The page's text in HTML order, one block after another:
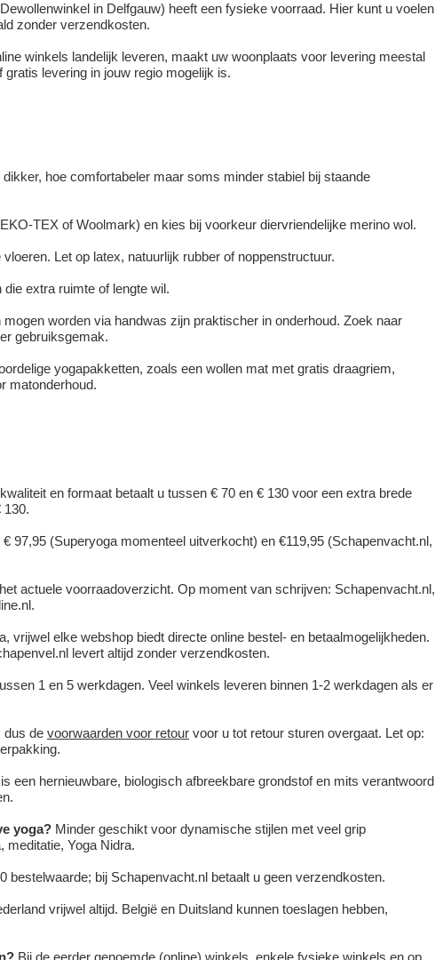
in Delfgauw) heeft een fysieke voorraad. Hier kunt u voelen
zonder verzendkosten.
winkels landelijk leveren, maakt uw woonplaats voor levering meestal
levering in jouw regio mogelijk is.
hoe comfortabeler maar soms minder stabiel bij staande
TEX of Woolmark) en kies bij voorkeur diervriendelijke merino wol.
Let op latex, natuurlijk rubber of noppenstructuur.
extra ruimte of lengte wil.
worden via handwas zijn praktischer in onderhoud. Zoek naar
gebruiksgemak.
yogapakketten, zoals een wollen mat met gratis draagriem,
matonderhoud.
en formaat betaalt u tussen € 70 en € 130 voor een extra brede
130.
€ 97,95 (Superyoga momenteel uitverkocht) en €119,95 (Schapenvacht.nl,
actuele voorraadoverzicht. Op moment van schrijven: Schapenvacht.nl,
vrijwel elke webshop biedt directe online bestel- en betaalmogelijkheden.
levert altijd zonder verzendkosten.
1 en 5 werkdagen. Veel winkels leveren binnen 1-2 werkdagen als er
dus de voorwaarden voor retour voor u tot retour sturen overgaat. Let op:
een hernieuwbare, biologisch afbreekbare grondstof en mits verantwoord
yoga? Minder geschikt voor dynamische stijlen met veel grip
meditatie, Yoga Nidra.
bestelwaarde; bij Schapenvacht.nl betaalt u geen verzendkosten.
vrijwel altijd. België en Duitsland kunnen toeslagen hebben,